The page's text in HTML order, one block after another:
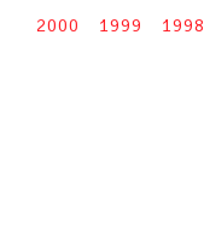
2000
1999 1998